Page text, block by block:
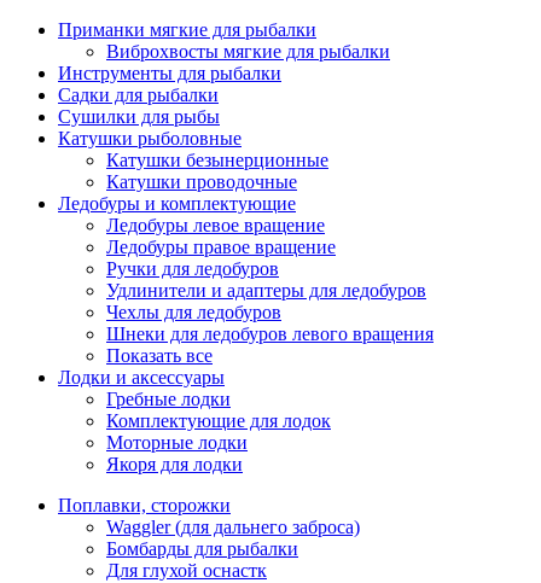
Приманки мягкие для рыбалки
Виброхвосты мягкие для рыбалки
Инструменты для рыбалки
Садки для рыбалки
Сушилки для рыбы
Катушки рыболовные
Катушки безынерционные
Катушки проводочные
Ледобуры и комплектующие
Ледобуры левое вращение
Ледобуры правое вращение
Ручки для ледобуров
Удлинители и адаптеры для ледобуров
Чехлы для ледобуров
Шнеки для ледобуров левого вращения
Показать все
Лодки и аксессуары
Гребные лодки
Комплектующие для лодок
Моторные лодки
Якоря для лодки
Поплавки, сторожки
Waggler (для дальнего заброса)
Бомбарды для рыбалки
Для глухой оснастк